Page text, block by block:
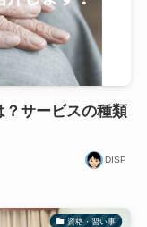
サービスの種類
DISP
資格・習い事